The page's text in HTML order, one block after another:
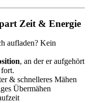
Zeit & Energie
aufladen? Kein
, an der er aufgehört
& schnelleres Mähen
Übermähen